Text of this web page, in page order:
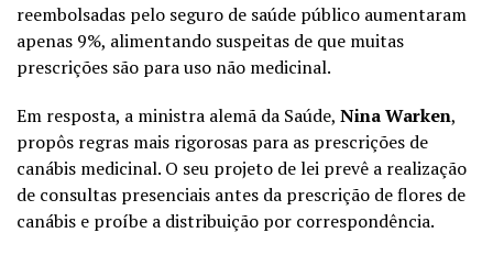
reembolsadas pelo seguro de saúde público aumentaram
apenas 9%, alimentando suspeitas de que muitas
prescrições são para uso não medicinal.
Em resposta, a ministra alemã da Saúde, Nina Warken,
propôs regras mais rigorosas para as prescrições de
canábis medicinal. O seu projeto de lei prevê a realização
de consultas presenciais antes da prescrição de flores de
canábis e proíbe a distribuição por correspondência.